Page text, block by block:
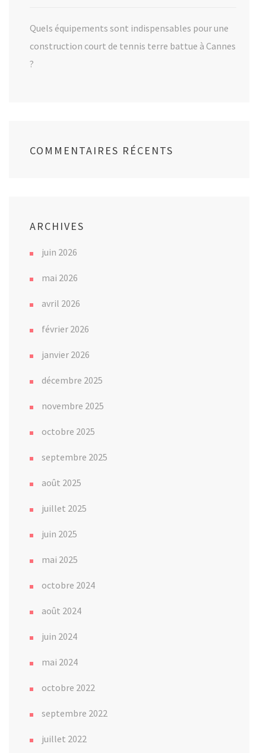
Quels équipements sont indispensables pour une
construction court de tennis terre battue à Cannes
?
COMMENTAIRES RÉCENTS
ARCHIVES
juin 2026
mai 2026
avril 2026
février 2026
janvier 2026
décembre 2025
novembre 2025
octobre 2025
septembre 2025
août 2025
juillet 2025
juin 2025
mai 2025
octobre 2024
août 2024
juin 2024
mai 2024
octobre 2022
septembre 2022
juillet 2022